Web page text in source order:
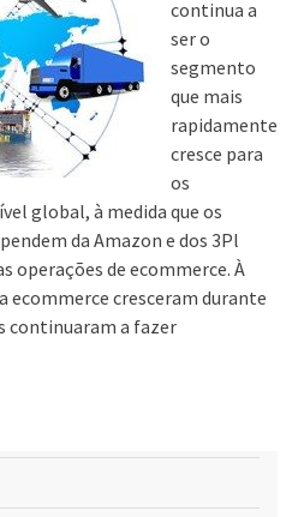
continua a
ser o
segmento
que mais
rapidamente
cresce para
os
global, à medida que os
da Amazon e dos 3Pl
operações de ecommerce. À
ecommerce cresceram durante
continuaram a fazer